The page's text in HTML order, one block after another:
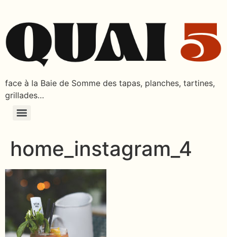
face à la Baie de Somme des tapas, planches, tartines,
grillades…
home_instagram_4